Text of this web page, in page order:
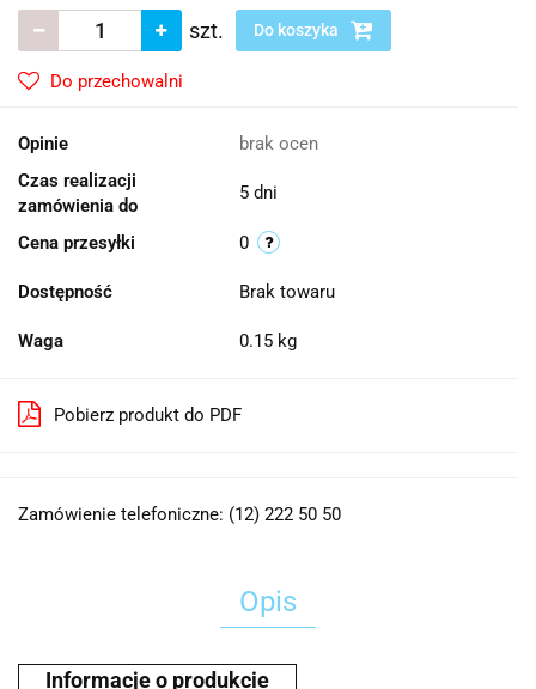
szt. Do koszyka
Do przechowalni
Opinie
brak ocen
Czas realizacji
zamówienia do
5 dni
Cena przesyłki 0
Dostępność Brak towaru
Waga 0.15 kg
Pobierz produkt do PDF
Zamówienie telefoniczne: (12) 222 50 50
Opis
Informacje o produkcie